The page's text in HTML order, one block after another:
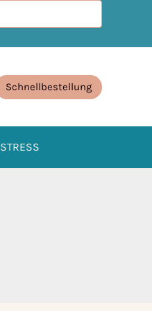
Schnellbestellung
STRESS